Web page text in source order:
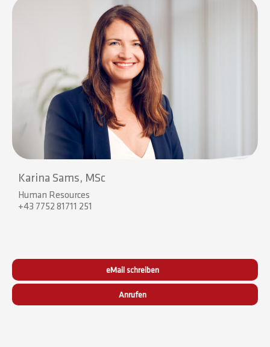
Karina Sams, MSc
Human Resources
+43 7752 81711 251
eMail schreiben
Anrufen